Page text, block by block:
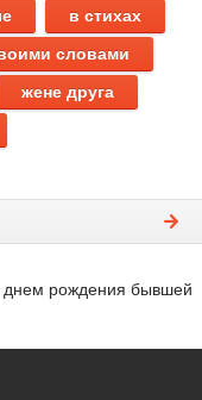
в стихах
словами
жене друга
днем рождения бывшей